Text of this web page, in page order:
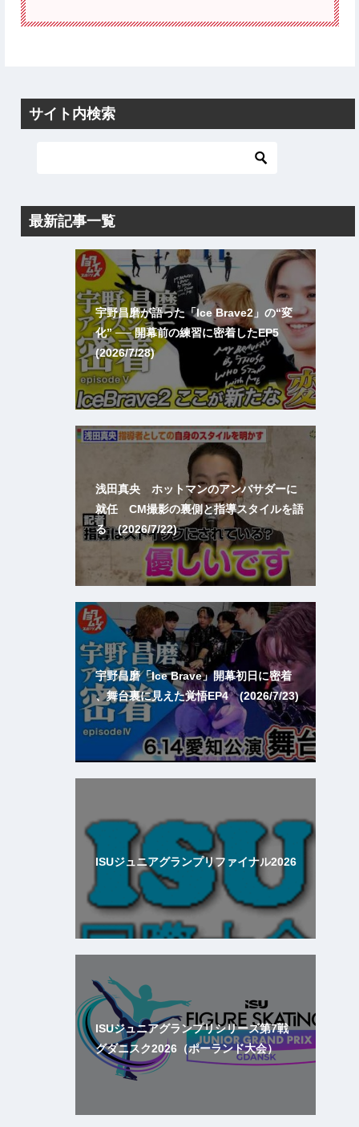
サイト内検索
最新記事一覧
宇野昌磨が語った「Ice Brave2」の“変
化” ── 開幕前の練習に密着したEP5
(2026/7/28)
浅田真央 ホットマンのアンバサダーに
就任 CM撮影の裏側と指導スタイルを語
る (2026/7/22)
宇野昌磨「Ice Brave」開幕初日に密着
、舞台裏に見えた覚悟EP4 (2026/7/23)
ISUジュニアグランプリファイナル2026
ISUジュニアグランプリシリーズ第7戦
グダニスク2026（ポーランド大会）